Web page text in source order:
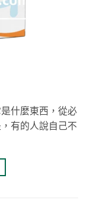
什麼東西，從必
有的人說自己不